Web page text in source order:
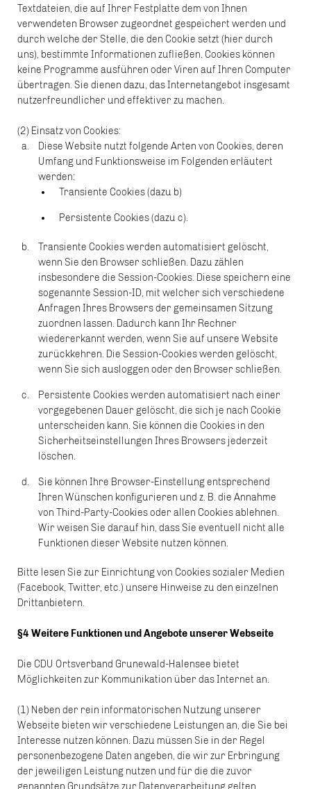
Textdateien, die auf Ihrer Festplatte dem von Ihnen
verwendeten Browser zugeordnet gespeichert werden und
durch welche der Stelle, die den Cookie setzt (hier durch
uns), bestimmte Informationen zufließen. Cookies können
keine Programme ausführen oder Viren auf Ihren Computer
übertragen. Sie dienen dazu, das Internetangebot insgesamt
nutzerfreundlicher und effektiver zu machen.
(2) Einsatz von Cookies:
Diese Website nutzt folgende Arten von Cookies, deren
Umfang und Funktionsweise im Folgenden erläutert
werden:
Transiente Cookies (dazu b)
Persistente Cookies (dazu c).
Transiente Cookies werden automatisiert gelöscht,
wenn Sie den Browser schließen. Dazu zählen
insbesondere die Session-Cookies. Diese speichern eine
sogenannte Session-ID, mit welcher sich verschiedene
Anfragen Ihres Browsers der gemeinsamen Sitzung
zuordnen lassen. Dadurch kann Ihr Rechner
wiedererkannt werden, wenn Sie auf unsere Website
zurückkehren. Die Session-Cookies werden gelöscht,
wenn Sie sich ausloggen oder den Browser schließen.
Persistente Cookies werden automatisiert nach einer
vorgegebenen Dauer gelöscht, die sich je nach Cookie
unterscheiden kann. Sie können die Cookies in den
Sicherheitseinstellungen Ihres Browsers jederzeit
löschen.
Sie können Ihre Browser-Einstellung entsprechend
Ihren Wünschen konfigurieren und z. B. die Annahme
von Third-Party-Cookies oder allen Cookies ablehnen.
Wir weisen Sie darauf hin, dass Sie eventuell nicht alle
Funktionen dieser Website nutzen können.
Bitte lesen Sie zur Einrichtung von Cookies sozialer Medien
(Facebook, Twitter, etc.) unsere Hinweise zu den einzelnen
Drittanbietern.
§4 Weitere Funktionen und Angebote unserer Webseite
Die CDU Ortsverband Grunewald-Halensee bietet
Möglichkeiten zur Kommunikation über das Internet an.
(1) Neben der rein informatorischen Nutzung unserer
Webseite bieten wir verschiedene Leistungen an, die Sie bei
Interesse nutzen können. Dazu müssen Sie in der Regel
personenbezogene Daten angeben, die wir zur Erbringung
der jeweiligen Leistung nutzen und für die die zuvor
genannten Grundsätze zur Datenverarbeitung gelten.